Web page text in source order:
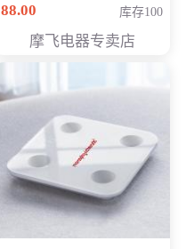
88.00
库存100
摩飞电器专卖店